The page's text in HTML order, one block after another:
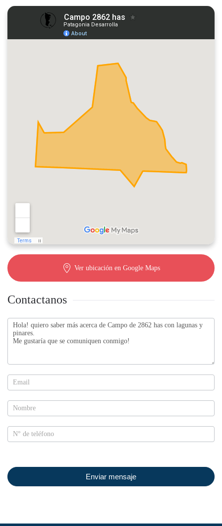
Ver ubicación en Google Maps
Contactanos
Contactanos
Enviar mensaje